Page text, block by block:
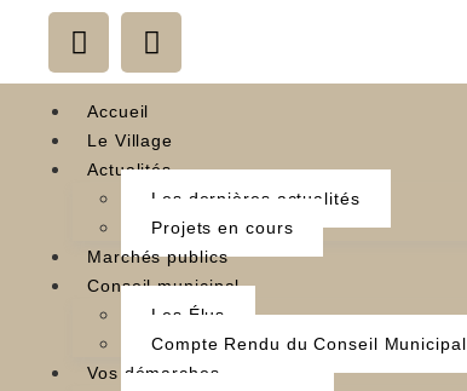
Accueil
Le Village
Actualités
Les dernières actualités
Projets en cours
Marchés publics
Conseil municipal
Les Élus
Compte Rendu du Conseil Municipal
Vos démarches